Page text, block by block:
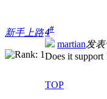
新手上路4#
martian发表
Does it support
TOP